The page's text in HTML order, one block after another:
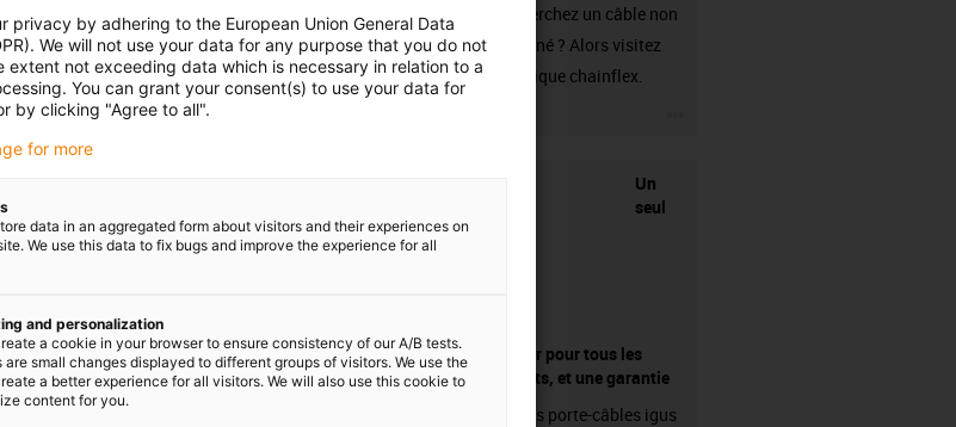
Vous recherchez un câble non
confectionné ? Alors visitez
notre boutique chainflex.
Un
seul
fournisseur pour tous les
composants, et une garantie
Les chaînes porte-câbles igus
privacy by adhering to the European Union General Data
We will not use your data for any purpose that you do not
extent not exceeding data which is necessary in relation to a
You can grant your consent(s) to use your data for
by clicking "Agree to all".
for more
data in an aggregated form about visitors and their experiences on
We use this data to fix bugs and improve the experience for all
and personalization
a cookie in your browser to ensure consistency of our A/B tests.
are small changes displayed to different groups of visitors. We use the
a better experience for all visitors. We will also use this cookie to
content for you.